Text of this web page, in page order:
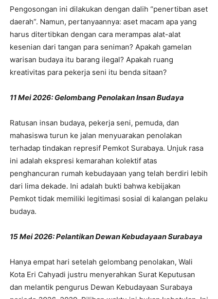
Pengosongan ini dilakukan dengan dalih “penertiban aset
daerah”. Namun, pertanyaannya: aset macam apa yang
harus ditertibkan dengan cara merampas alat-alat
kesenian dari tangan para seniman? Apakah gamelan
warisan budaya itu barang ilegal? Apakah ruang
kreativitas para pekerja seni itu benda sitaan?
11 Mei 2026: Gelombang Penolakan Insan Budaya
Ratusan insan budaya, pekerja seni, pemuda, dan
mahasiswa turun ke jalan menyuarakan penolakan
terhadap tindakan represif Pemkot Surabaya. Unjuk rasa
ini adalah ekspresi kemarahan kolektif atas
penghancuran rumah kebudayaan yang telah berdiri lebih
dari lima dekade. Ini adalah bukti bahwa kebijakan
Pemkot tidak memiliki legitimasi sosial di kalangan pelaku
budaya.
15 Mei 2026: Pelantikan Dewan Kebudayaan Surabaya
Hanya empat hari setelah gelombang penolakan, Wali
Kota Eri Cahyadi justru menyerahkan Surat Keputusan
dan melantik pengurus Dewan Kebudayaan Surabaya